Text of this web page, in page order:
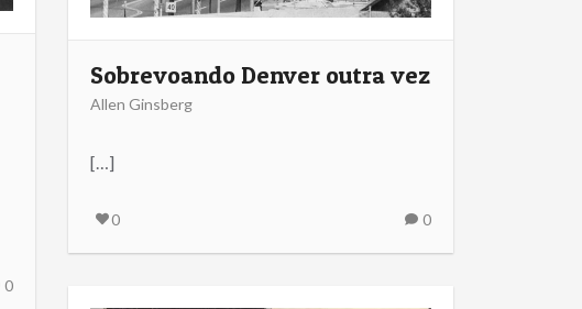
0
Sobrevoando Denver outra vez
Allen Ginsberg
[…]
0 0